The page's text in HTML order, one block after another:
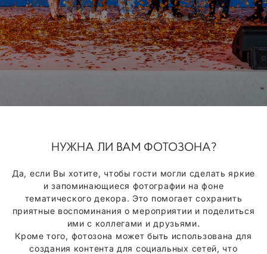
НУЖНА ЛИ ВАМ ФОТОЗОНА?
Да, если Вы хотите, чтобы гости могли сделать яркие
и запоминающиеся фотографии на фоне
тематического декора. Это помогает сохранить
приятные воспоминания о мероприятии и поделиться
ими с коллегами и друзьями.
Кроме того, фотозона может быть использована для
создания контента для социальных сетей, что